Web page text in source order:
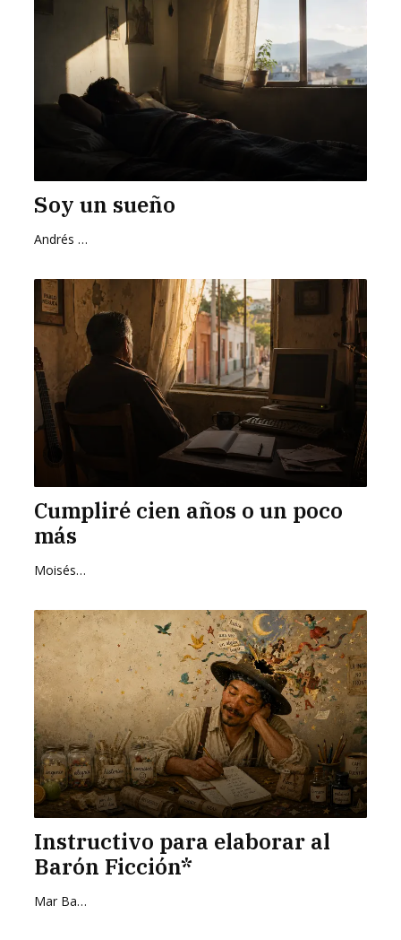
Soy un sueño
Andrés Zurita Zafra
Cumpliré cien años o un poco
más
Moisés Zurita Zafra
Instructivo para elaborar al
Barón Ficción*
Mar Barrientos